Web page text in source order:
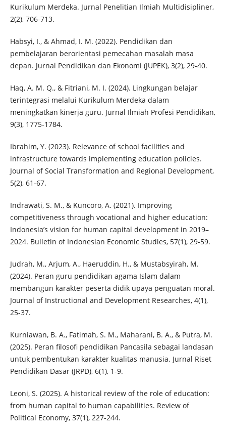
Kurikulum Merdeka. Jurnal Penelitian Ilmiah Multidisipliner,
2(2), 706-713.
Habsyi, I., & Ahmad, I. M. (2022). Pendidikan dan
pembelajaran berorientasi pemecahan masalah masa
depan. Jurnal Pendidikan dan Ekonomi (JUPEK), 3(2), 29-40.
Haq, A. M. Q., & Fitriani, M. I. (2024). Lingkungan belajar
terintegrasi melalui Kurikulum Merdeka dalam
meningkatkan kinerja guru. Jurnal Ilmiah Profesi Pendidikan,
9(3), 1775-1784.
Ibrahim, Y. (2023). Relevance of school facilities and
infrastructure towards implementing education policies.
Journal of Social Transformation and Regional Development,
5(2), 61-67.
Indrawati, S. M., & Kuncoro, A. (2021). Improving
competitiveness through vocational and higher education:
Indonesia’s vision for human capital development in 2019–
2024. Bulletin of Indonesian Economic Studies, 57(1), 29-59.
Judrah, M., Arjum, A., Haeruddin, H., & Mustabsyirah, M.
(2024). Peran guru pendidikan agama Islam dalam
membangun karakter peserta didik upaya penguatan moral.
Journal of Instructional and Development Researches, 4(1),
25-37.
Kurniawan, B. A., Fatimah, S. M., Maharani, B. A., & Putra, M.
(2025). Peran filosofi pendidikan Pancasila sebagai landasan
untuk pembentukan karakter kualitas manusia. Jurnal Riset
Pendidikan Dasar (JRPD), 6(1), 1-9.
Leoni, S. (2025). A historical review of the role of education:
from human capital to human capabilities. Review of
Political Economy, 37(1), 227-244.